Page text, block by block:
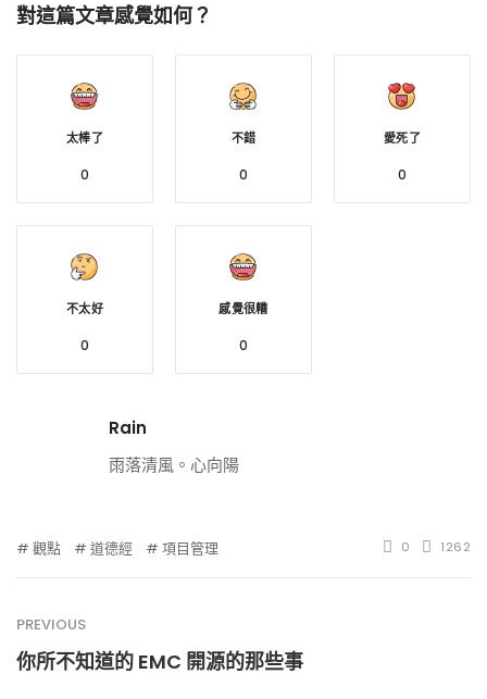
對這篇文章感覺如何？
太棒了
0
不錯
0
愛死了
0
不太好
0
感覺很糟
0
Rain
雨落清風。心向陽
觀點 道德經 項目管理 0 1262
PREVIOUS
你所不知道的 EMC 開源的那些事